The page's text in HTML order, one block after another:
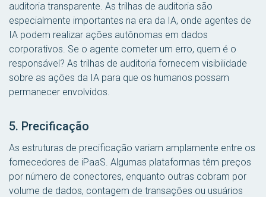
auditoria transparente. As trilhas de auditoria são
especialmente importantes na era da IA, onde agentes de
IA podem realizar ações autônomas em dados
corporativos. Se o agente cometer um erro, quem é o
responsável? As trilhas de auditoria fornecem visibilidade
sobre as ações da IA para que os humanos possam
permanecer envolvidos.
5. Precificação
As estruturas de precificação variam amplamente entre os
fornecedores de iPaaS. Algumas plataformas têm preços
por número de conectores, enquanto outras cobram por
volume de dados, contagem de transações ou usuários